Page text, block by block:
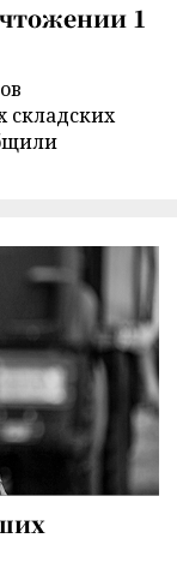
1
складских